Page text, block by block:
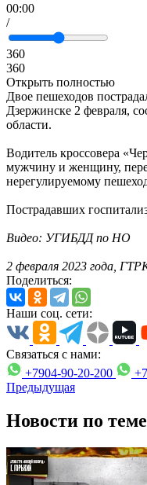
00:00
/
360
360
Открыть полностью
Двое пешеходов
Дзержинске 2 февраля,
области.
Водитель кроссовера
мужчину и женщину,
нерегулируемому
Пострадавших
Видео: УГИБДД по НО
2 февраля 2023 года,
Поделиться:
Наши соц. сети:
Связаться с нами:
+7904-90-20-200
Предыдущая
Новости по теме